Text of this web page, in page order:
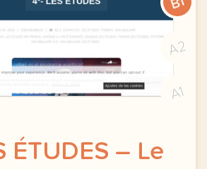
A2
A1
ÉTUDES – Le